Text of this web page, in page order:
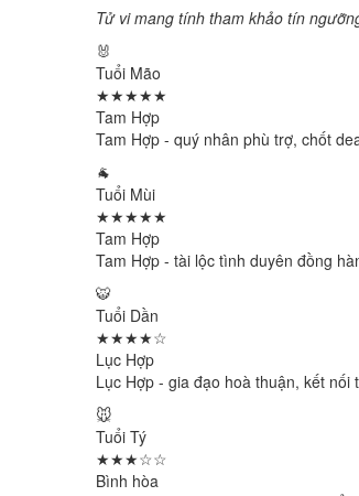
Tử vi mang tính tham khảo tín
🐰
Tuổi Mão
★★★★★
Tam Hợp
Tam Hợp - quý nhân phù trợ, chốt
🐐
Tuổi Mùi
★★★★★
Tam Hợp
Tam Hợp - tài lộc tình duyên đồng
🐯
Tuổi Dần
★★★★☆
Lục Hợp
Lục Hợp - gia đạo hoà thuận, kết nối
🐭
Tuổi Tý
★★★☆☆
Bình hòa